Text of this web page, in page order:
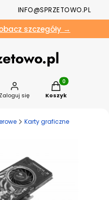
INFO@SPRZETOWO.PL
szczegóły →
Zaloguj się
Produkty w
Koszyk
Karty graficzne